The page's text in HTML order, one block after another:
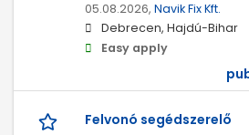
05.08.2026, Navik Fix Kft.
Debrecen, Hajdú-Bihar
Easy apply
Felvonó segédszerelő